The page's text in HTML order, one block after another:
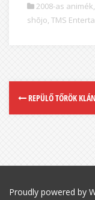
2008-as animék,
shōjo, TMS
REPÜLŐ TŐRÖK
Proudly powered by